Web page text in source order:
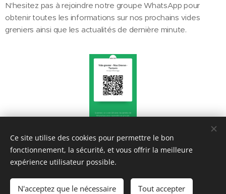
N'hesitez pas à rejoindre notre groupe WhatsApp pour
obtenir toutes les informations sur nos prochains vides
greniers ainsi que les actualités de dernière minute.
Share
Ce site utilise des cookies pour permettre le bon
fonctionnement, la sécurité, et vous offrir la meilleure
expérience utilisateur possible.
N'acceptez que le nécessaire Tout accepter